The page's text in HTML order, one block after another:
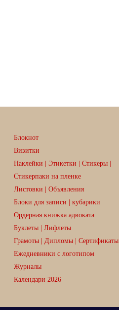
Блокнот
Визитки
Наклейки | Этикетки | Стикеры |
Стикерпаки на пленке
Листовки | Объявления
Блоки для записи | кубарики
Ордерная книжка адвоката
Буклеты | Лифлеты
Грамоты | Дипломы | Сертификаты
Ежедневники с логотипом
Журналы
Календари 2026